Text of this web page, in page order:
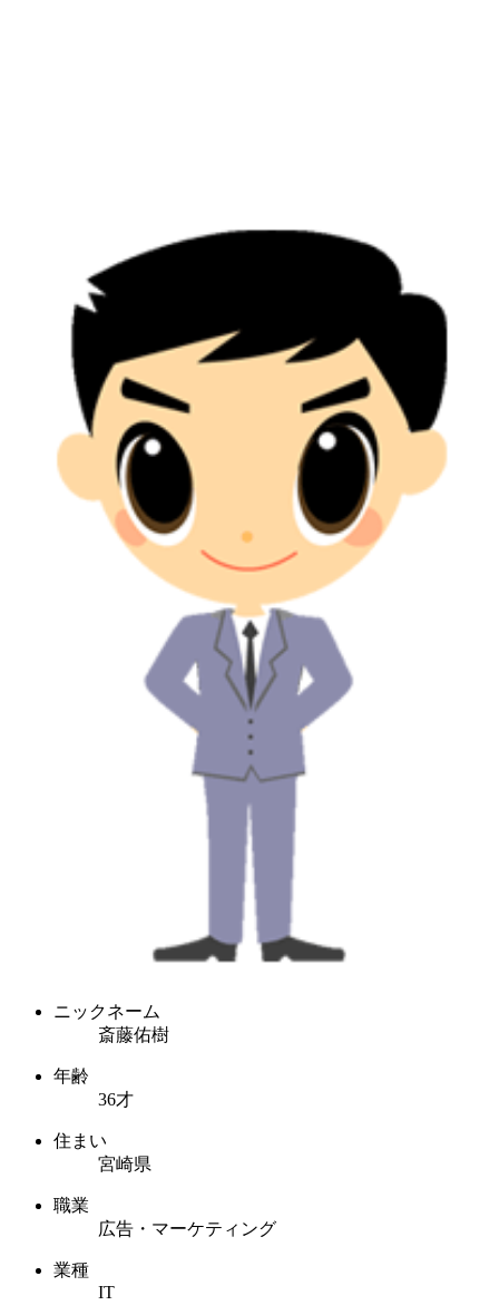
ニックネーム
斎藤佑樹
年齢
36才
住まい
宮崎県
職業
広告・マーケティング
業種
IT